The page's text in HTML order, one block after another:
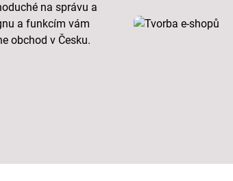
na správu a
a funkcím vám
obchod v Česku.